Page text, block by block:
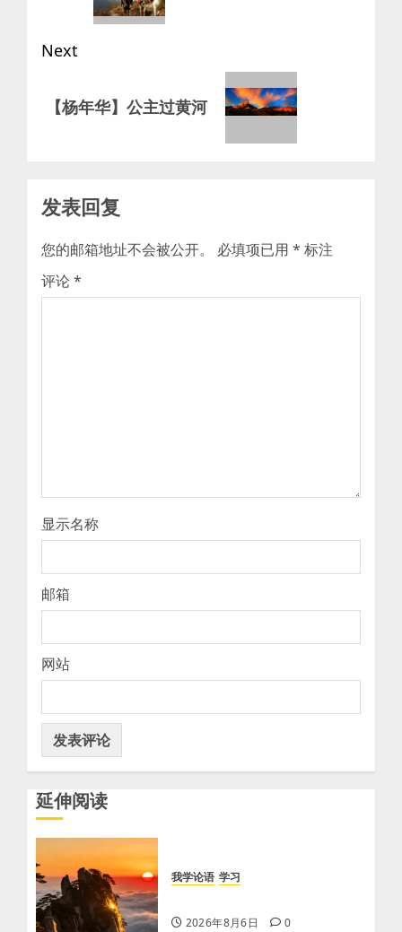
Next
post:
【杨年华】公主过黄河
发表回复
您的邮箱地址不会被公开。 必填项已用 * 标注
评论*
显示名称
邮箱
网站
延伸阅读
我学论语 学习
2026年8月6日 0